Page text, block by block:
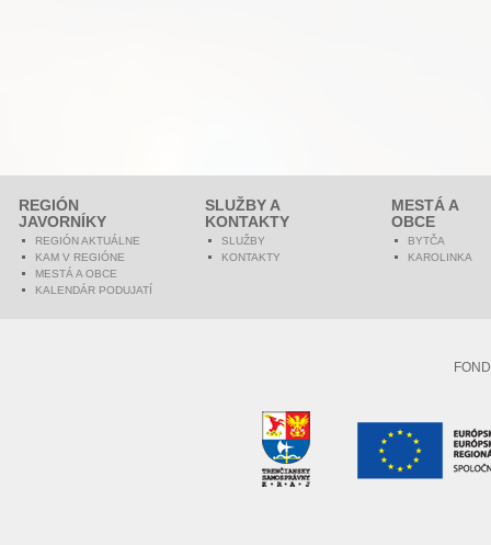
REGIÓN
JAVORNÍKY
REGIÓN AKTUÁLNE
KAM V REGIÓNE
MESTÁ A OBCE
KALENDÁR PODUJATÍ
SLUŽBY A
KONTAKTY
SLUŽBY
KONTAKTY
MESTÁ A
OBCE
BYTČA
KAROLINKA